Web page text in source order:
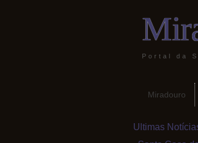
Portal da
Miradouro
Ultimas